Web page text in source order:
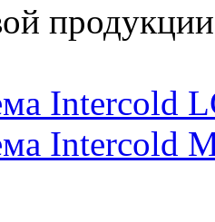
Intercold
Intercold